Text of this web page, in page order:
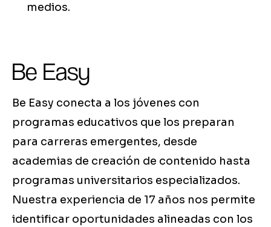
medios.
Be Easy
Be Easy conecta a los jóvenes con
programas educativos que los preparan
para carreras emergentes, desde
academias de creación de contenido hasta
programas universitarios especializados.
Nuestra experiencia de 17 años nos permite
identificar oportunidades alineadas con los